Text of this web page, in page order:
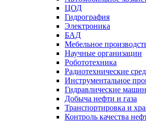
ЦОД
Гидрография
Электроника
БАД
Мебельное
Научные организации
Робототехника
Радиотехнические
Инструментальное
Гидравлические
Добыча нефти и газа
Транспортировка и
Контроль качества